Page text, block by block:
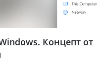
Концепт от